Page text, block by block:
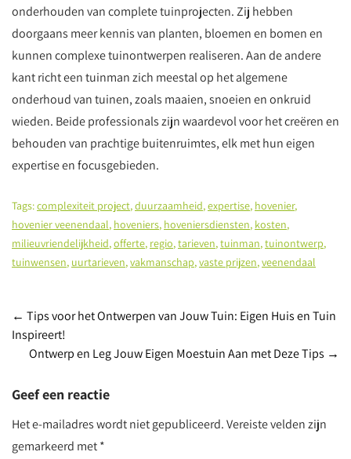
onderhouden van complete tuinprojecten. Zij hebben
doorgaans meer kennis van planten, bloemen en bomen en
kunnen complexe tuinontwerpen realiseren. Aan de andere
kant richt een tuinman zich meestal op het algemene
onderhoud van tuinen, zoals maaien, snoeien en onkruid
wieden. Beide professionals zijn waardevol voor het creëren en
behouden van prachtige buitenruimtes, elk met hun eigen
expertise en focusgebieden.
Tags:complexiteit project,duurzaamheid,expertise, hovenier,
hovenier veenendaal, hoveniers, hoveniersdiensten, kosten,
milieuvriendelijkheid,offerte, regio,tarieven,tuinman,tuinontwerp,
tuinwensen, uurtarieven,vakmanschap,vaste prijzen,veenendaal
Berichtnavigatie
← Tips voor het Ontwerpen van Jouw Tuin: Eigen Huis en Tuin
Inspireert!
Ontwerp en Leg Jouw Eigen Moestuin Aan met Deze Tips →
Geef een reactie
Het e-mailadres wordt niet gepubliceerd.Vereiste velden zijn
gemarkeerd met*